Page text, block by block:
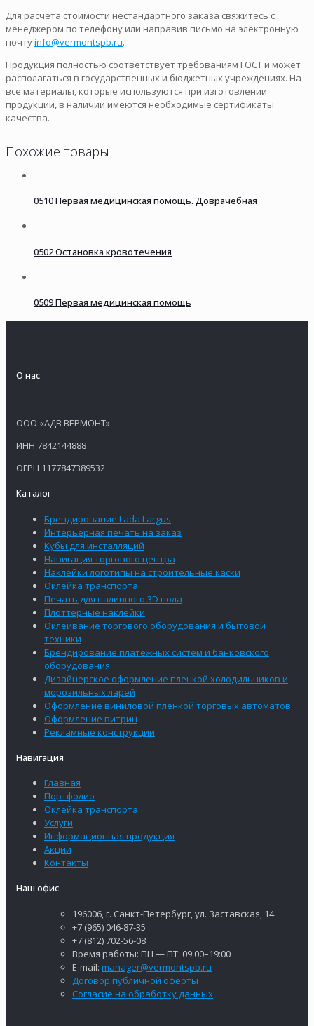
Для расчета стоимости нестандартного заказа свяжитесь с
менеджером по телефону или направив письмо на электронную
почтуinfo@vermontspb.ru.
Продукция полностью соответствует требованиям ГОСТ и может
располагаться в государственных и бюджетных учреждениях. На
все материалы, которые используются при изготовлении
продукции, в наличии имеются необходимые сертификаты
качества.
Похожие товары
0510 Первая медицинская помощь. Доврачебная
0502 Остановка кровотечения
0509 Первая медицинская помощь
О нас
ООО «АДВ ВЕРМОНТ»
ИНН 7842144888
ОГРН 1177847389532
Каталог
Брендирование Lada Largus
Интерьерная печать на заказ
Кубы для инсталляций
Навигация торгового центра
Наклейки логотипы на строительные каски
Оклейка транспорта
Печать для наливного 3D пола
Плоттерные наклейки
Оклеивание торгового оборудования и бытовой
техники
Брендирование платежных систем и банковского
оборудования
Дизайнерское оформление пленкой холодильников и
морозильных ларей
Оформление виниловой пленкой торговых автоматов
Оформление витрин
Рекламные конструкции
Навигация
Главная
Портфолио
Оклейка транспорта
Услуги
Информационная продукция
Акции
Контакты
Наш офис
196006, г. Санкт-Петербург, ул. Заставская, 14
+7 (965) 046-87-35
+7 (812) 702-56-08
Время работы: ПН — ПТ: 09:00–19:00
E-mail: manager@vermontspb.ru
Договор публичной оферты
Согласие на обработку данных